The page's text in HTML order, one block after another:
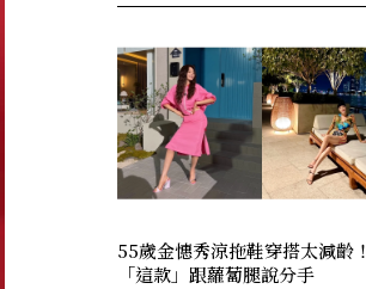
55歲金憓秀涼拖鞋穿搭太減齡！
「這款」跟蘿蔔腿說分手